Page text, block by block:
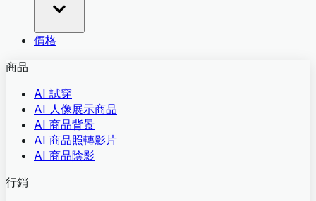
價格
商品
AI 試穿
AI 人像展示商品
AI 商品背景
AI 商品照轉影片
AI 商品陰影
行銷